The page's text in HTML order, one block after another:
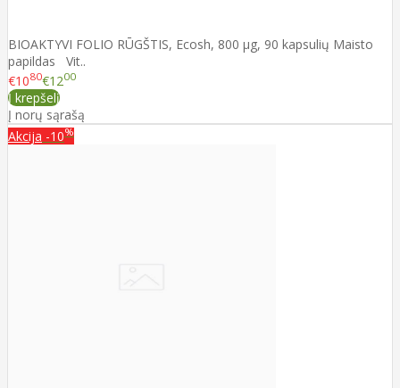
BIOAKTYVI FOLIO RŪGŠTIS, Ecosh, 800 µg, 90 kapsulių Maisto
papildas Vit..
€1080€1200
Į krepšelį
Į norų sąrašą
Akcija -10%